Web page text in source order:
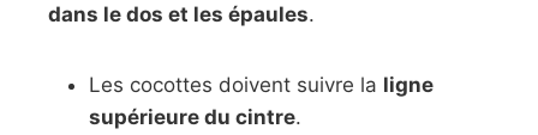
dans le dos et les épaules.
Les cocottes doivent suivre la ligne
supérieure du cintre.